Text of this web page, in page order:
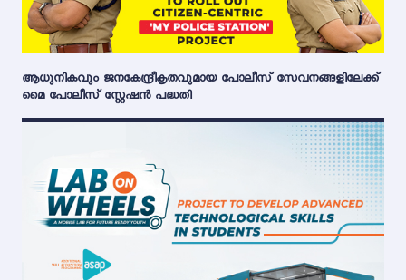
ആധുനികവും ജനകേന്ദ്രീകൃതവുമായ പോലീസ് സേവനങ്ങളിലേക്ക്
മൈ പോലീസ് സ്റ്റേഷൻ പദ്ധതി